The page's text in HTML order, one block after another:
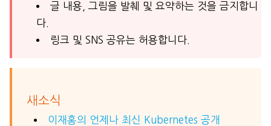
글 내용, 그림을 발췌 및 요약하는 것을 금지합니
다.
링크 및 SNS 공유는 허용합니다.
새소식
이재홍의 언제나 최신 Kubernetes 공개